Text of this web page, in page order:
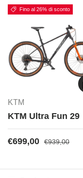
Fino al 26% di sconto
KTM
KTM Ultra Fun 29
€699,00 €939,00